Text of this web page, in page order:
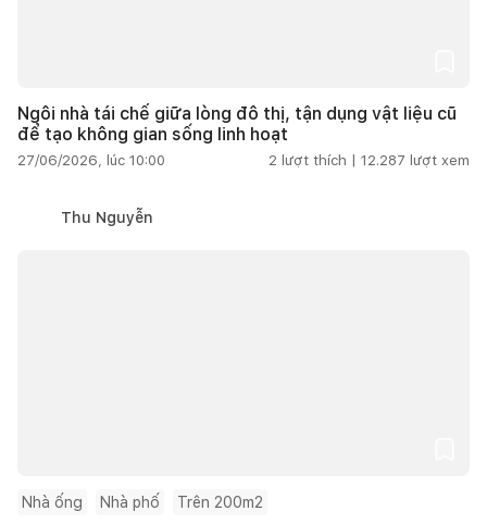
Ngôi nhà tái chế giữa lòng đô thị, tận dụng vật liệu cũ
để tạo không gian sống linh hoạt
27/06/2026, lúc 10:00 2 lượt thích | 12.287 lượt xem
Thu Nguyễn
Nhà ống Nhà phố Trên 200m2